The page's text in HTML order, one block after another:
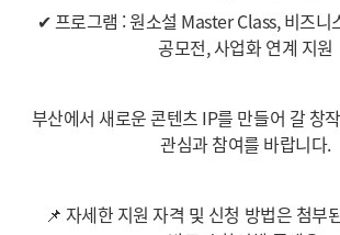
✔ 프로그램 : 원소설 Master Class, 비즈니
공모전, 사업화 연계 지원
부산에서 새로운 콘텐츠 IP를 만들어 갈 창
관심과 참여를 바랍니다.
📌 자세한 지원 자격 및 신청 방법은 첨부